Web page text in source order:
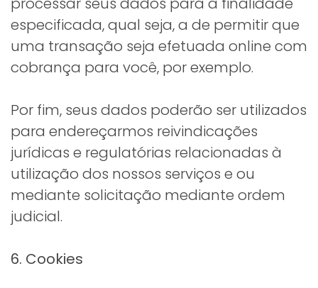
especificada, qual seja, a de permitir que
uma transação seja efetuada online com
cobrança para você, por exemplo.
Por fim, seus dados poderão ser utilizados
para endereçarmos reivindicações
jurídicas e regulatórias relacionadas à
utilização dos nossos serviços e ou
mediante solicitação mediante ordem
judicial.
6. Cookies